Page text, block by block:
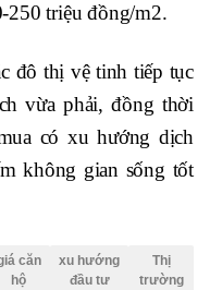
250 triệu đồng/m2.
đô thị vệ tinh tiếp tục
vừa phải, đồng thời
có xu hướng dịch
không gian sống tốt
căn
hộ
xu hướng
đầu tư
Thị
trường